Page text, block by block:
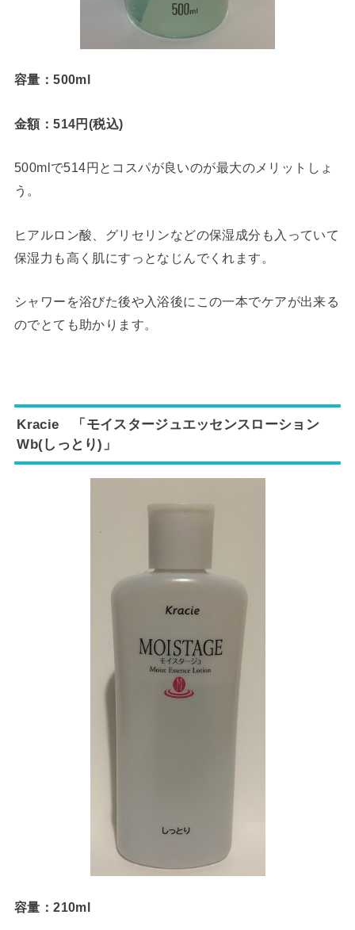
容量：500ml
金額：514円(税込)
500mlで514円とコスパが良いのが最大のメリットしょ
う。
ヒアルロン酸、グリセリンなどの保湿成分も入っていて
保湿力も高く肌にすっとなじんでくれます。
シャワーを浴びた後や入浴後にこの一本でケアが出来る
のでとても助かります。
Kracie 「モイスタージュエッセンスローション
Wb(しっとり)」
容量：210ml